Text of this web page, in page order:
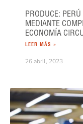
PRODUCE:
MEDIANTE
ECONOMÍA
LEER MÁS »
26 abril, 2023